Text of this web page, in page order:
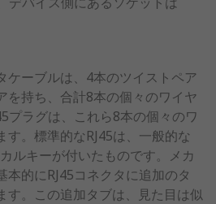
ケーブルは、4本のツイストペア
を持ち、合計8本の個々のワイヤ
プラグは、これら8本の個々のワ
す。標準的なRJ45は、一般的な
ルキーが付いたものです。メカ
的にRJ45コネクタに追加のタ
す。この追加タブは、見た目は似